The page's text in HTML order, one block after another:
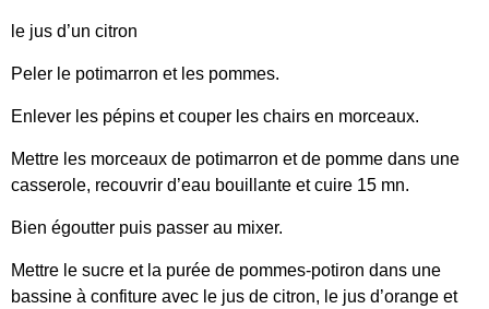
le jus d’un citron
Peler le potimarron et les pommes.
Enlever les pépins et couper les chairs en morceaux.
Mettre les morceaux de potimarron et de pomme dans une
casserole, recouvrir d’eau bouillante et cuire 15 mn.
Bien égoutter puis passer au mixer.
Mettre le sucre et la purée de pommes-potiron dans une
bassine à confiture avec le jus de citron, le jus d’orange et